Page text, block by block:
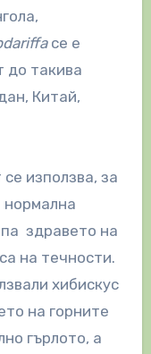
се е
до такива
Китай,
използва, за
здравето на
на течности.
хибискус
на горните
гърлото, а